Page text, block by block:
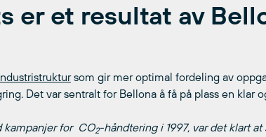
er et resultat av
som gir mer optimal fordeling av
Det var sentralt for Bellona å få på plass en klar
kampanjer for CO2-håndtering i 1997, var det klart at